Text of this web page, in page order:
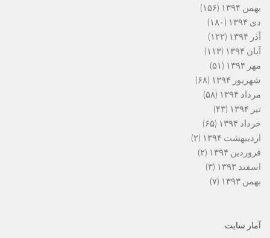
بهمن ۱۳۹۴
(۱۵۶)
دی ۱۳۹۴
(۱۸۰)
آذر ۱۳۹۴
(۱۲۲)
آبان ۱۳۹۴
(۱۱۳)
مهر ۱۳۹۴
(۵۱)
شهریور ۱۳۹۴
(۶۸)
مرداد ۱۳۹۴
(۵۸)
تیر ۱۳۹۴
(۴۳)
خرداد ۱۳۹۴
(۶۵)
اردیبهشت ۱۳۹۴
(۲)
فروردین ۱۳۹۴
(۲)
اسفند ۱۳۹۳
(۳)
بهمن ۱۳۹۳
(۷)
آمار سایت